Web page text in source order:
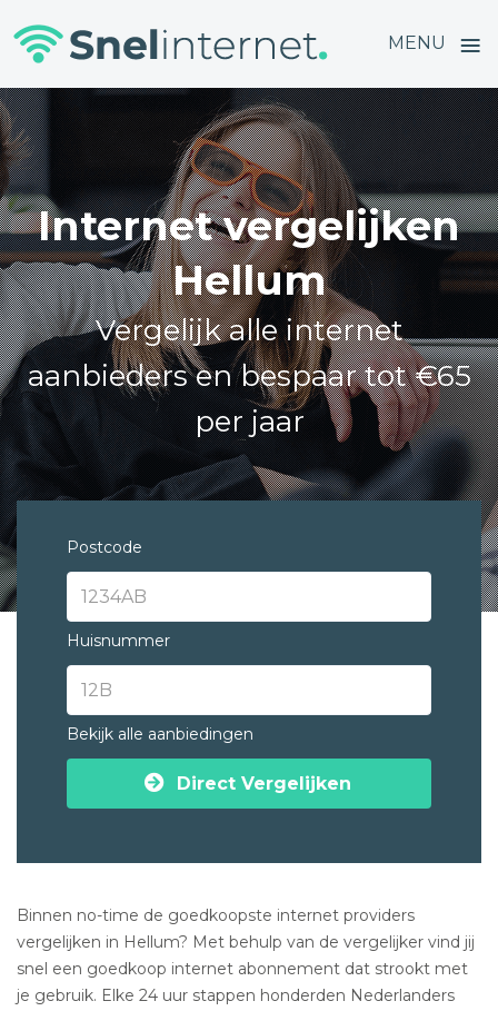
MENU ≡
Skip
to
content
Internet vergelijken
Hellum
Vergelijk alle internet
aanbieders en bespaar tot €65
per jaar
Postcode
Huisnummer
Bekijk alle aanbiedingen
Direct Vergelijken
Binnen no-time de goedkoopste internet providers
vergelijken in Hellum? Met behulp van de vergelijker vind jij
snel een goedkoop internet abonnement dat strookt met
je gebruik. Elke 24 uur stappen honderden Nederlanders